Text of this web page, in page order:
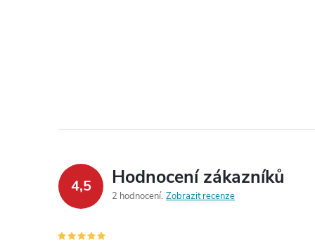
4,5 Hodnocení zákazníků
2 hodnocení Zobrazit recenze